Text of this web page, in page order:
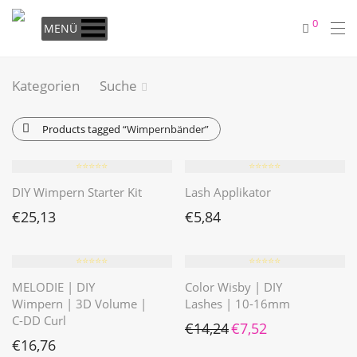
MENÜ 0
Kategorien Suche
Products tagged “Wimpernbänder”
⭐️⭐️⭐️⭐️⭐️
DIY Wimpern Starter Kit
€25,13
⭐️⭐️⭐️⭐️⭐️
Lash Applikator
€5,84
⭐️⭐️⭐️⭐️⭐️
MELODIE | DIY
Wimpern | 3D Volume |
C-DD Curl
€16,76
⭐️⭐️⭐️⭐️⭐️
Color Wisby | DIY
Lashes | 10-16mm
€14,24 Ursprünglicher Preis war:
€7,52